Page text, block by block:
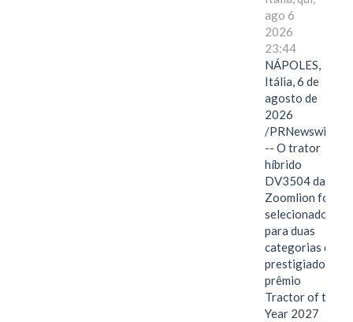
ago 6
2026
23:44
NÁPOLES,
Itália, 6 de
agosto de
2026
/PRNewswire/
-- O trator
híbrido
DV3504 da
Zoomlion foi
selecionado
para duas
categorias do
prestigiado
prêmio
Tractor of the
Year 2027